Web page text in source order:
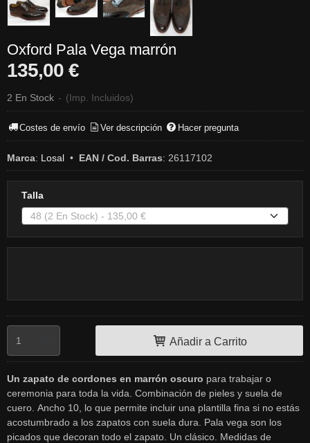
Oxford Pala Vega marrón
135,00 €
2 En Stock - (Imp. Incluidos)
Costes de envío Ver descripción Hacer pregunta
Marca: Losal • EAN / Cod. Barras: 26117102
Talla
Añadir a Carrito
Un zapato de cordones en marrón oscuro para trabajar o
ceremonia para toda la vida. Combinación de pieles y suela de
cuero. Ancho 10, lo que permite incluir una plantilla fina si no estás
acostumbrado a los zapatos con suela dura. Pala vega son los
picados que decoran todo el zapato. Un clásico. Medidas de